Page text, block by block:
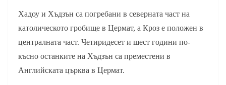
Хадоу и Хъдзън са погребани в северната част на
католическото гробище в Цермат, а Кроз е положен в
централната част. Четиридесет и шест години по-
късно останките на Хъдзън са преместени в
Английската църква в Цермат.